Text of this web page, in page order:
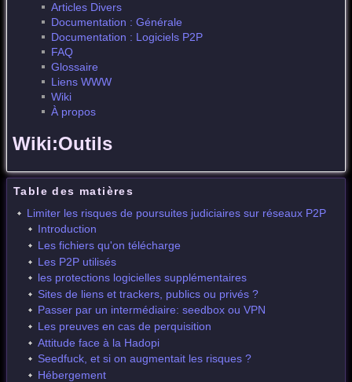
Articles Divers
Documentation : Générale
Documentation : Logiciels P2P
FAQ
Glossaire
Liens WWW
Wiki
À propos
Wiki:Outils
Table des matières
Limiter les risques de poursuites judiciaires sur réseaux P2P
Introduction
Les fichiers qu'on télécharge
Les P2P utilisés
les protections logicielles supplémentaires
Sites de liens et trackers, publics ou privés ?
Passer par un intermédiaire: seedbox ou VPN
Les preuves en cas de perquisition
Attitude face à la Hadopi
Seedfuck, et si on augmentait les risques ?
Hébergement